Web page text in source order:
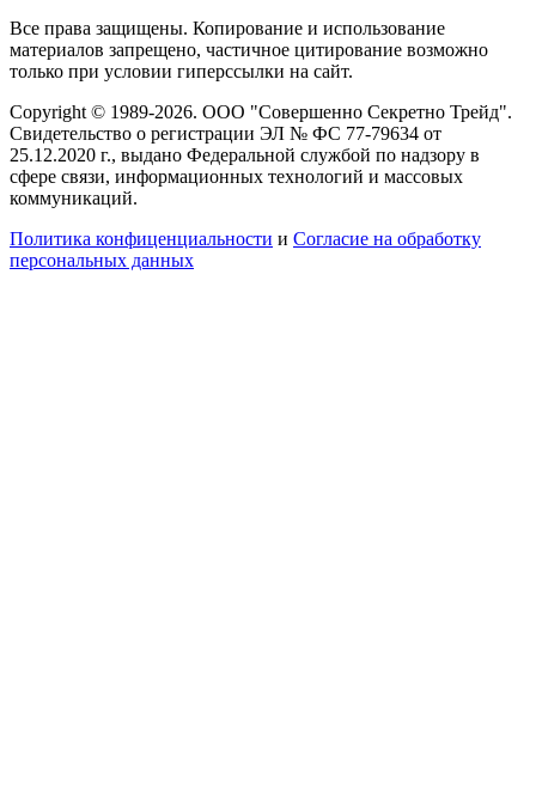
Все права защищены. Копирование и использование
материалов запрещено, частичное цитирование возможно
только при условии гиперссылки на сайт.
Copyright © 1989-2026. ООО "Совершенно Секретно Трейд".
Свидетельство о регистрации ЭЛ № ФС 77-79634 от
25.12.2020 г., выдано Федеральной службой по надзору в
сфере связи, информационных технологий и массовых
коммуникаций.
Политика конфиценциальности и Согласие на обработку
персональных данных